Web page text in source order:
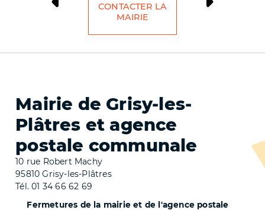
CONTACTER LA
MAIRIE
Mairie de Grisy-les-
Plâtres et agence
postale communale
10 rue Robert Machy
95810 Grisy-les-Plâtres
Tél. 01 34 66 62 69
Fermetures de la mairie et de l'agence postale